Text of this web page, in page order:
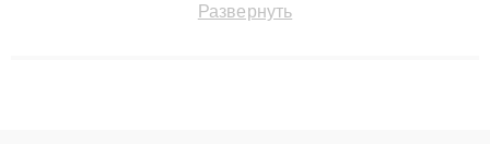
сохранением гарантии до 3 лет. Наши мастера решают
Развернуть